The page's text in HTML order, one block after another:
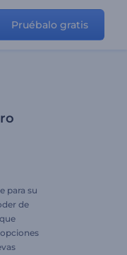
Pruébalo gratis
para su
de